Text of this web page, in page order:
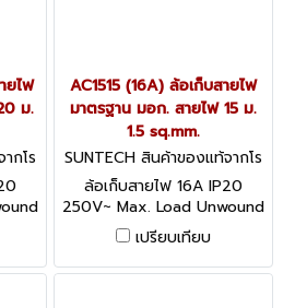
ยไฟ
ม.
กโร
กิน
AC1515 (16A) ล้อเก็บสายไฟ
มาตรฐาน มอก. สายไฟ 15 ม.
1.5 sq.mm.
SUNTECH สินค้าของแท้จากโร
งงานผู้ผลิต AC1515
ล้อเก็บสายไฟ 16A IP20
250V~ Max. Load Unwound
3600W / Wound 2200W
อุปกรณ์ป้องกันกระแสไฟฟ้าเกิน
ได้มาตรฐาน IEC60934
เปรียบเทียบ